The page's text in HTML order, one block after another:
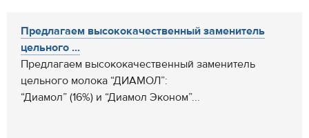
Предлагаем высококачественный заменитель
цельного ...
Предлагаем высококачественный заменитель
цельного молока “ДИАМОЛ”:
“Диамол” (16%) и “Диамол Эконом”...